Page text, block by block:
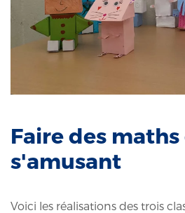
Faire des maths
s'amusant
Voici les réalisations des trois